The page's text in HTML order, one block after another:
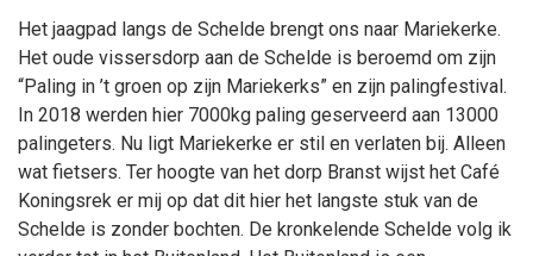
Het jaagpad langs de Schelde brengt ons naar Mariekerke.
Het oude vissersdorp aan de Schelde is beroemd om zijn
“Paling in ’t groen op zijn Mariekerks” en zijn palingfestival.
In 2018 werden hier 7000kg paling geserveerd aan 13000
palingeters. Nu ligt Mariekerke er stil en verlaten bij. Alleen
wat fietsers. Ter hoogte van het dorp Branst wijst het Café
Koningsrek er mij op dat dit hier het langste stuk van de
Schelde is zonder bochten. De kronkelende Schelde volg ik